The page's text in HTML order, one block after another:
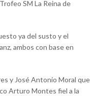
SM La Reina de
ya del susto y el
ambos con base en
y José Antonio Moral que
Arturo Montes fiel a la